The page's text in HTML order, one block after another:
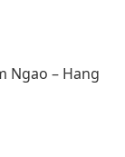
Ngao – Hang